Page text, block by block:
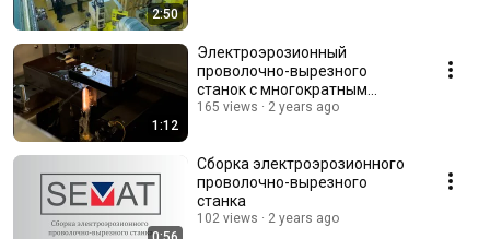
2:50
1:12
Электроэрозионный
проволочно-вырезного
станок с многократным
использованием
165 views 2 years ago
Сборка электроэрозионного
проволочно-вырезного
станка
102 views 2 years ago